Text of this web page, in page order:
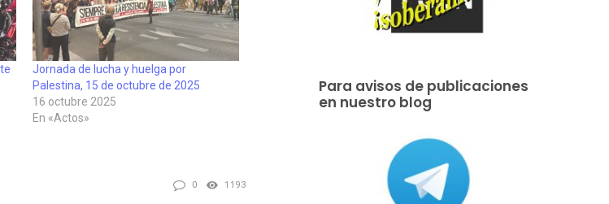
Jornada de lucha y huelga por
Palestina, 15 de octubre de 2025
16 octubre 2025
En «Actos»
0 1193
Para avisos de publicaciones
en nuestro blog